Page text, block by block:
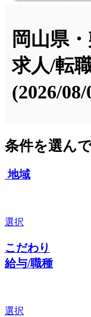
岡山県
求人/転
(2026/
条件を選ん
地域
選択
こだわり
給与/職種
選択